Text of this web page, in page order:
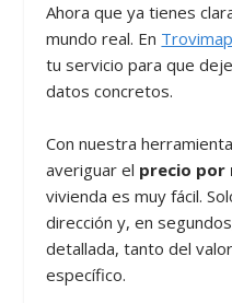
Ahora que ya tienes
mundo real. En Trovimap
tu servicio para que
datos concretos.
Con nuestra
averiguar el precio por
vivienda es muy fácil.
dirección y, en
detallada, tanto del
específico.